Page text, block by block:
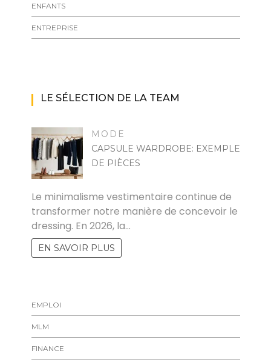
ENFANTS
ENTREPRISE
LE SÉLECTION DE LA TEAM
MODE
CAPSULE WARDROBE: EXEMPLE
DE PIÈCES
Le minimalisme vestimentaire continue de
transformer notre manière de concevoir le
dressing. En 2026, la…
EN SAVOIR PLUS
EMPLOI
MLM
FINANCE